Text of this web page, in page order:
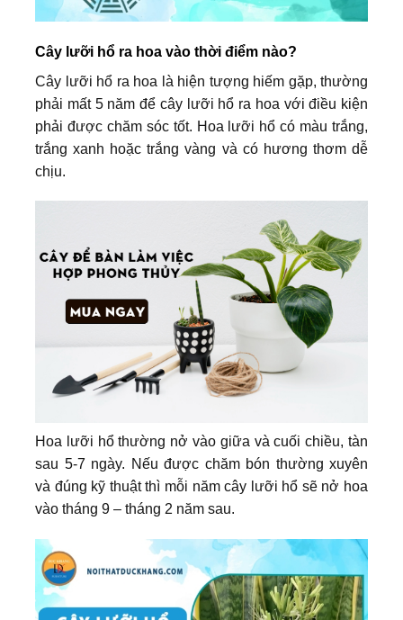
Cây lưỡi hổ ra hoa vào thời điểm nào?
Cây lưỡi hổ ra hoa là hiện tượng hiếm gặp, thường
phải mất 5 năm để cây lưỡi hổ ra hoa với điều kiện
phải được chăm sóc tốt. Hoa lưỡi hổ có màu trắng,
trắng xanh hoặc trắng vàng và có hương thơm dễ
chịu.
Hoa lưỡi hổ thường nở vào giữa và cuối chiều, tàn
sau 5-7 ngày. Nếu được chăm bón thường xuyên
và đúng kỹ thuật thì mỗi năm cây lưỡi hổ sẽ nở hoa
vào tháng 9 – tháng 2 năm sau.